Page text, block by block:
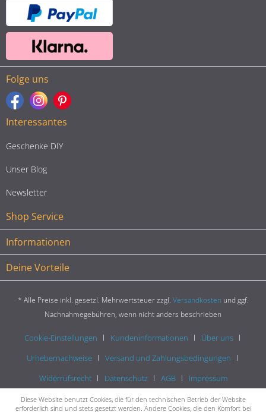
Folge uns
Interessantes
Geschenke DIY
Unser Blog
Newsletter
Shop Service
Informationen
Deine Vorteile
* Alle Preise inkl. gesetzl. Mehrwertsteuer zzgl. Versandkosten und ggf.
Nachnahmegebühren, wenn nicht anders beschrieben
Cookie-Einstellungen Kundeninformationen
Über uns
Urhebernachweise
Versand und Zahlungsbedingungen
Widerrufsrecht
Datenschutz AGB Impressum
Diese Website benutzt Cookies, die für den technischen Betrieb der Website
erforderlich sind und stets gesetzt werden. Andere Cookies, die den Komfort bei